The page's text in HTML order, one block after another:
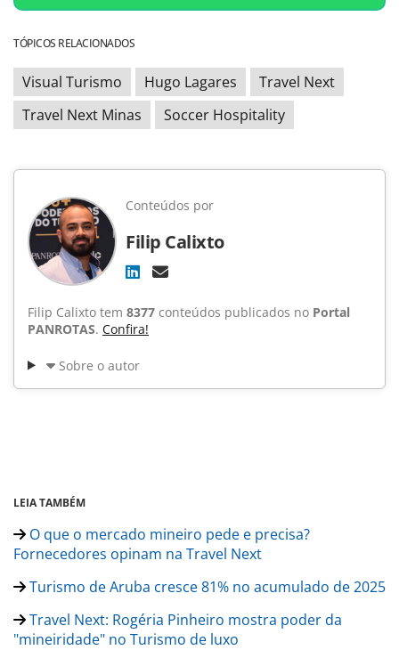
TÓPICOS RELACIONADOS
Visual Turismo Hugo Lagares
Travel Next
Travel Next Minas
Soccer Hospitality
Conteúdos por
Filip Calixto
Filip Calixto tem 8377 conteúdos publicados no Portal
PANROTAS. Confira!
Sobre o autor
LEIA TAMBÉM
O que o mercado mineiro pede e precisa?
Fornecedores opinam na Travel Next
Turismo de Aruba cresce 81% no acumulado de 2025
Travel Next: Rogéria Pinheiro mostra poder da
"mineiridade" no Turismo de luxo